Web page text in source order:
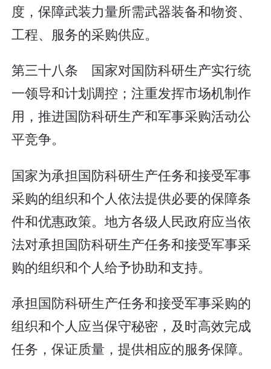
度，保障武装力量所需武器装备和物资、
工程、服务的采购供应。
第三十八条 国家对国防科研生产实行统
一领导和计划调控；注重发挥市场机制作
用，推进国防科研生产和军事采购活动公
平竞争。
国家为承担国防科研生产任务和接受军事
采购的组织和个人依法提供必要的保障条
件和优惠政策。地方各级人民政府应当依
法对承担国防科研生产任务和接受军事采
购的组织和个人给予协助和支持。
承担国防科研生产任务和接受军事采购的
组织和个人应当保守秘密，及时高效完成
任务，保证质量，提供相应的服务保障。